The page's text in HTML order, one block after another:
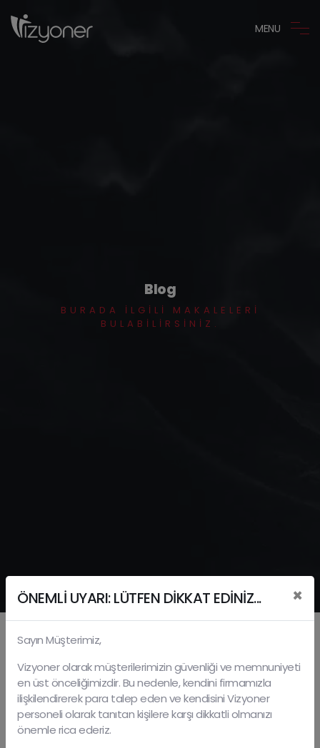
MENU
Blog
BURADA ILGILI MAKALELERI
BULABILIRSINIZ.
04 Ekim 2017
Tescile Tecavüz Ve Ihlal
Sayılan Fiiller
ÖNEMLİ UYARI: LÜTFEN DİKKAT EDİNİZ... ×
Sayın Müşterimiz,
Vizyoner olarak müşterilerimizin güvenliği ve memnuniyeti
en üst önceliğimizdir. Bu nedenle, kendini firmamızla
ilişkilendirerek para talep eden ve kendisini Vizyoner
personeli olarak tanıtan kişilere karşı dikkatli olmanızı
önemle rica ederiz.